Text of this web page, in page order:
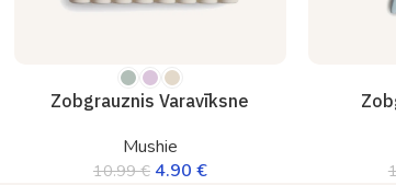
Zobgrauznis Varavīksne
Mushie
10.99€ 4.90 €